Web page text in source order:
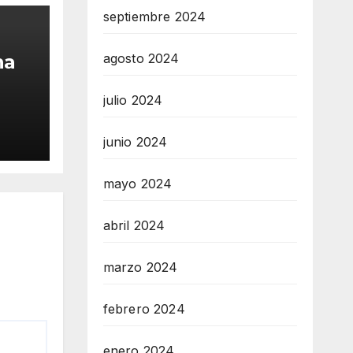
septiembre 2024
agosto 2024
julio 2024
junio 2024
mayo 2024
abril 2024
marzo 2024
febrero 2024